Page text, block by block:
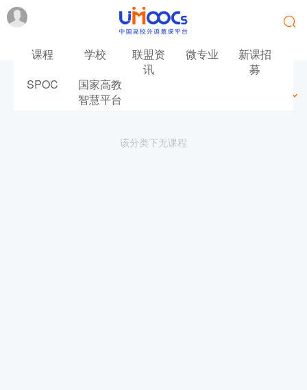
课程 学校
联盟资
讯
微专业
新课招
募
SPOC
国家高教
智慧平台
该分类下无课程